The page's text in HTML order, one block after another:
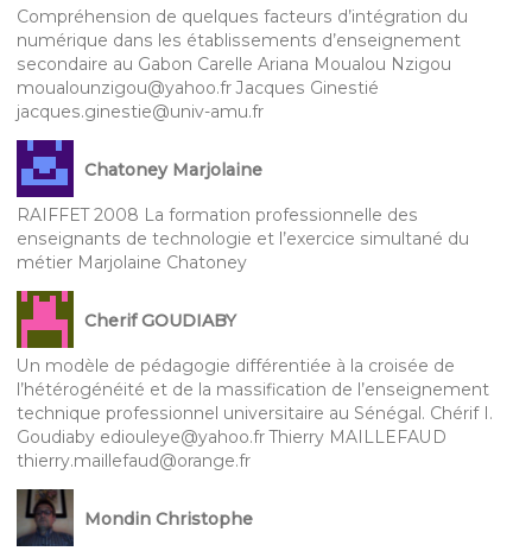
Compréhension de quelques facteurs d’intégration du
numérique dans les établissements d’enseignement
secondaire au Gabon Carelle Ariana Moualou Nzigou
moualounzigou@yahoo.fr Jacques Ginestié
jacques.ginestie@univ-amu.fr
Chatoney Marjolaine
RAIFFET 2008 La formation professionnelle des
enseignants de technologie et l’exercice simultané du
métier Marjolaine Chatoney
Cherif GOUDIABY
Un modèle de pédagogie différentiée à la croisée de
l’hétérogénéité et de la massification de l’enseignement
technique professionnel universitaire au Sénégal. Chérif I.
Goudiaby ediouleye@yahoo.fr Thierry MAILLEFAUD
thierry.maillefaud@orange.fr
Mondin Christophe